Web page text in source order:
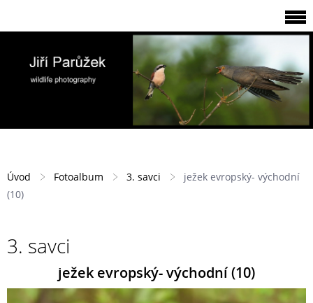
Úvod Fotoalbum 3. savci
ježek evropský- východní
(10)
3. savci
ježek evropský- východní (10)